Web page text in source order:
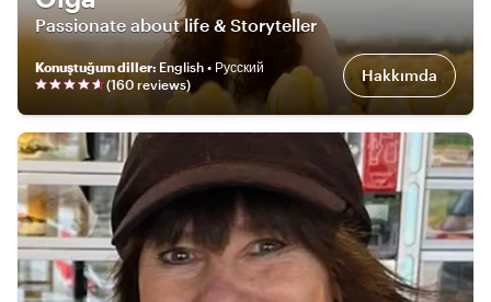
Passionate about life & Storyteller
Konuştuğum diller: English • Русский
(160 reviews) Hakkımda